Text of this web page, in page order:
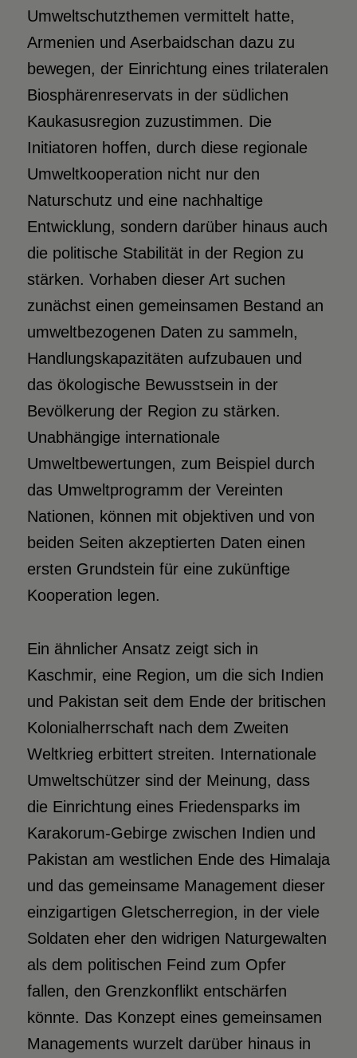
Umweltschutzthemen vermittelt hatte,
Armenien und Aserbaidschan dazu zu
bewegen, der Einrichtung eines trilateralen
Biosphärenreservats in der südlichen
Kaukasusregion zuzustimmen. Die
Initiatoren hoffen, durch diese regionale
Umweltkooperation nicht nur den
Naturschutz und eine nachhaltige
Entwicklung, sondern darüber hinaus auch
die politische Stabilität in der Region zu
stärken. Vorhaben dieser Art suchen
zunächst einen gemeinsamen Bestand an
umweltbezogenen Daten zu sammeln,
Handlungskapazitäten aufzubauen und
das ökologische Bewusstsein in der
Bevölkerung der Region zu stärken.
Unabhängige internationale
Umweltbewertungen, zum Beispiel durch
das Umweltprogramm der Vereinten
Nationen, können mit objektiven und von
beiden Seiten akzeptierten Daten einen
ersten Grundstein für eine zukünftige
Kooperation legen.
Ein ähnlicher Ansatz zeigt sich in
Kaschmir, eine Region, um die sich Indien
und Pakistan seit dem Ende der britischen
Kolonialherrschaft nach dem Zweiten
Weltkrieg erbittert streiten. Internationale
Umweltschützer sind der Meinung, dass
die Einrichtung eines Friedensparks im
Karakorum-Gebirge zwischen Indien und
Pakistan am westlichen Ende des Himalaja
und das gemeinsame Management dieser
einzigartigen Gletscherregion, in der viele
Soldaten eher den widrigen Naturgewalten
als dem politischen Feind zum Opfer
fallen, den Grenzkonflikt entschärfen
könnte. Das Konzept eines gemeinsamen
Managements wurzelt darüber hinaus in